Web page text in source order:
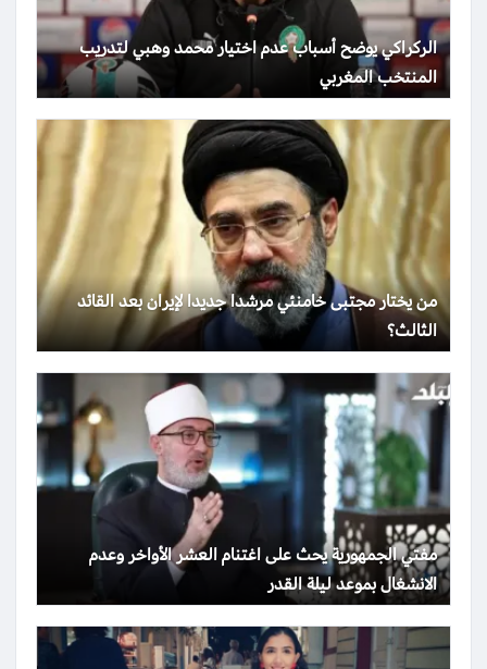
الركراكي يوضح أسباب عدم اختيار محمد وهبي لتدريب
المنتخب المغربي
من يختار مجتبى خامنئي مرشدا جديدا لإيران بعد القائد
الثالث؟
مفتي الجمهورية يحث على اغتنام العشر الأواخر وعدم
الانشغال بموعد ليلة القدر